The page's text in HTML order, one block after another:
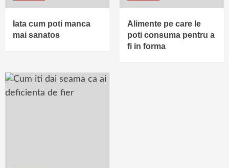
Iata cum poti manca
mai sanatos
Alimente pe care le
poti consuma pentru a
fi in forma